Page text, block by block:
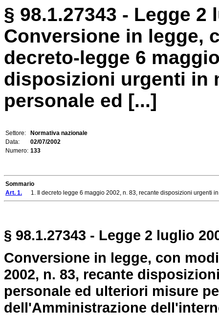
§ 98.1.27343 - Legge 2
Conversione in legge,
decreto-legge 6
disposizioni urgenti in
personale ed [...]
Settore:
Normativa nazionale
Data:
02/07/2002
Numero: 133
Sommario
Art. 1. 1. Il decreto legge 6 maggio 2002, n. 83, recante disposizioni urgenti
§ 98.1.27343 - Legge 2 luglio
Conversione in legge, con
2002, n. 83, recante
personale ed ulteriori misure
dell'Amministrazione